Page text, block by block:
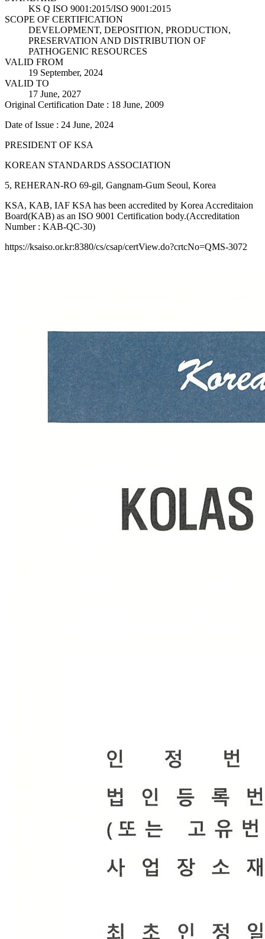
KS Q ISO 9001:2015/ISO 9001:2015
SCOPE OF CERTIFICATION
DEVELOPMENT, DEPOSITION, PRODUCTION,
PRESERVATION AND DISTRIBUTION OF
PATHOGENIC RESOURCES
VALID FROM
19 September, 2024
VALID TO
17 June, 2027
Original Certification Date : 18 June, 2009
Date of Issue : 24 June, 2024
PRESIDENT OF KSA
KOREAN STANDARDS ASSOCIATION
5, REHERAN-RO 69-gil, Gangnam-Gum Seoul, Korea
KSA, KAB, IAF KSA has been accredited by Korea Accreditaion
Board(KAB) as an ISO 9001 Certification body.(Accreditation
Number : KAB-QC-30)
https://ksaiso.or.kr:8380/cs/csap/certView.do?crtcNo=QMS-3072